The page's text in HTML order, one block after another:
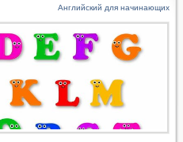
Английский для начинающих